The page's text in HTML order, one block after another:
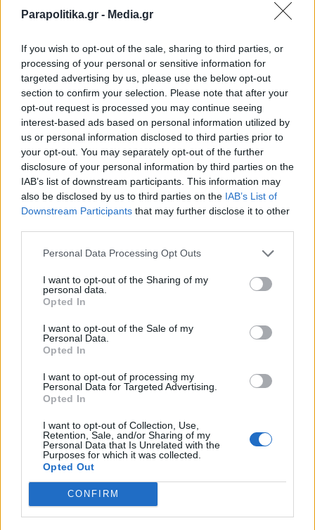
Parapolitika.gr - Media.gr
If you wish to opt-out of the sale, sharing to third parties, or
processing of your personal or sensitive information for
targeted advertising by us, please use the below opt-out
section to confirm your selection. Please note that after your
opt-out request is processed you may continue seeing
interest-based ads based on personal information utilized by
us or personal information disclosed to third parties prior to
your opt-out. You may separately opt-out of the further
disclosure of your personal information by third parties on the
IAB’s list of downstream participants. This information may
also be disclosed by us to third parties on the IAB’s List of
Downstream Participants that may further disclose it to other
Personal Data Processing Opt Outs
I want to opt-out of the Sharing of my
personal data.
Opted In
I want to opt-out of the Sale of my
Personal Data.
Opted In
I want to opt-out of processing my
Personal Data for Targeted Advertising.
Opted In
I want to opt-out of Collection, Use,
Retention, Sale, and/or Sharing of my
Personal Data that Is Unrelated with the
Purposes for which it was collected.
Opted Out
CONFIRM
#ΠΑΣΟΚ#Εκλογές
Ακολουθήστε το
parapolitika.gr στο Google
News για άμεση και έγκυρη
ενημέρωση
Ακολουθήστε μας στο
facebook
Ακολουθήστε μας στο
twitter
ΣΧΕΤΙΚΗ ΕΙΔΗΣΕΟΓΡΑΦΙΑ
Εγγραφή στο newsletter
Αποδέχομαι τους
και την πολιτική απορρήτου
X